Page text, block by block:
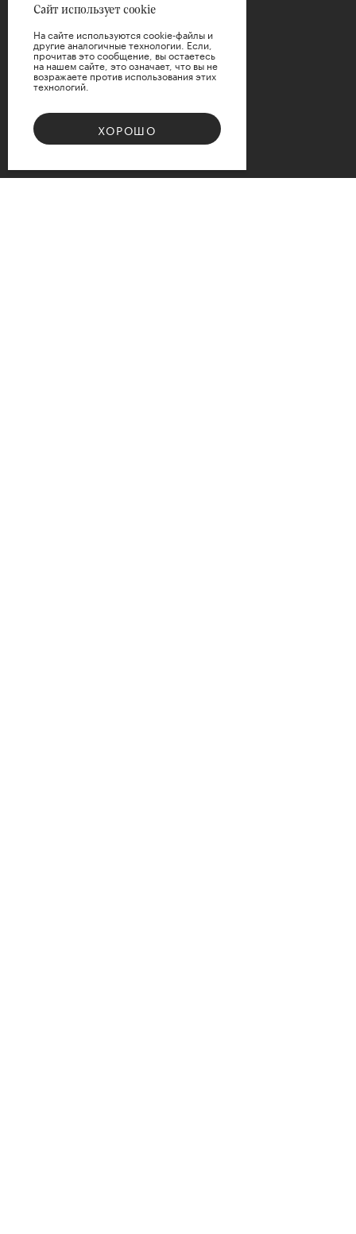
СБРОСИТЬ
Сайт использует cookie
На сайте используются cookie-файлы и
другие аналогичные технологии. Если,
прочитав это сообщение, вы остаетесь
на нашем сайте, это означает, что вы не
возражаете против использования этих
технологий.
ХОРОШО